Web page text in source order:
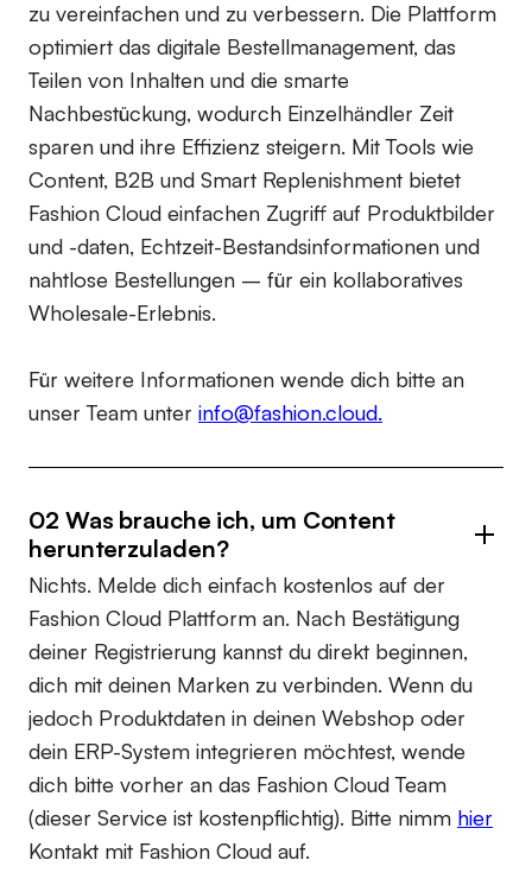
zu vereinfachen und zu verbessern. Die Plattform
optimiert das digitale Bestellmanagement, das
Teilen von Inhalten und die smarte
Nachbestückung, wodurch Einzelhändler Zeit
sparen und ihre Effizienz steigern. Mit Tools wie
Content, B2B und Smart Replenishment bietet
Fashion Cloud einfachen Zugriff auf Produktbilder
und -daten, Echtzeit-Bestandsinformationen und
nahtlose Bestellungen – für ein kollaboratives
Wholesale-Erlebnis.
Für weitere Informationen wende dich bitte an
unser Team unter info@fashion.cloud.
02 Was brauche ich, um Content
herunterzuladen?
Nichts. Melde dich einfach kostenlos auf der
Fashion Cloud Plattform an. Nach Bestätigung
deiner Registrierung kannst du direkt beginnen,
dich mit deinen Marken zu verbinden. Wenn du
jedoch Produktdaten in deinen Webshop oder
dein ERP-System integrieren möchtest, wende
dich bitte vorher an das Fashion Cloud Team
(dieser Service ist kostenpflichtig). Bitte nimm hier
Kontakt mit Fashion Cloud auf.